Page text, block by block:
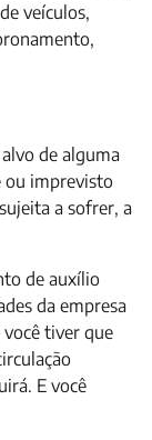
veículos,
de alguma
ou imprevisto
a sofrer, a
de auxílio
da empresa
tiver que
E você